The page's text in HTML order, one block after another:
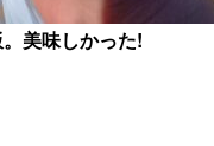
美味しかった!